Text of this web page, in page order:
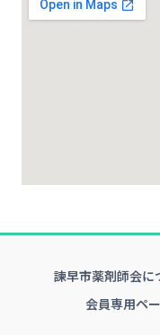
諫早市薬剤師会に
会員専用ペ